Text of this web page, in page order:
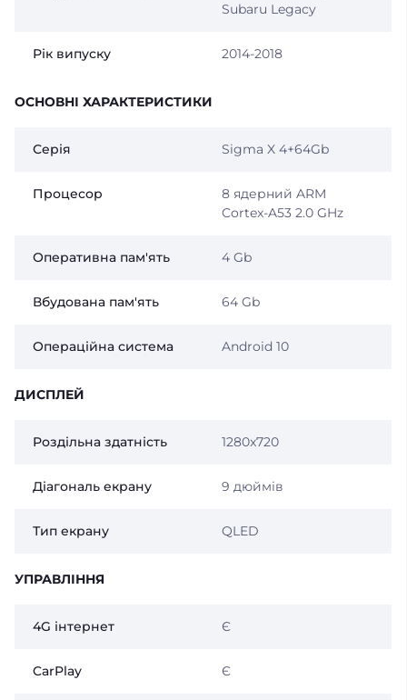
Subaru Legacy
Рік випуску 2014-2018
ОСНОВНІ ХАРАКТЕРИСТИКИ
Серія Sigma X 4+64Gb
Процесор
8 ядерний ARM
Cortex-A53 2.0 GHz
Оперативна пам'ять 4 Gb
Вбудована пам'ять 64 Gb
Операційна система Android 10
ДИСПЛЕЙ
Роздільна здатність 1280x720
Діагональ екрану 9 дюймів
Тип екрану QLED
УПРАВЛІННЯ
4G інтернет Є
CarPlay Є